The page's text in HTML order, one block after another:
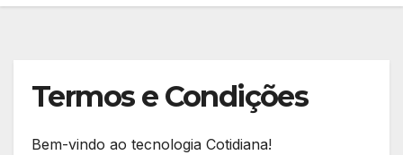
Termos e Condições
Bem-vindo ao tecnologia Cotidiana!